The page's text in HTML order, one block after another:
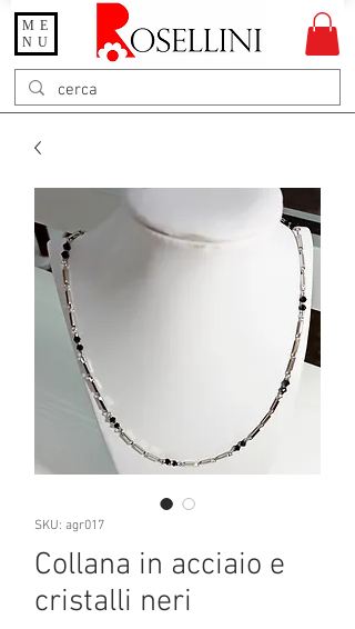
Gioielleria Rosellini
Rosellini online
ME
NU
SKU: agr017
Collana in acciaio e
cristalli neri